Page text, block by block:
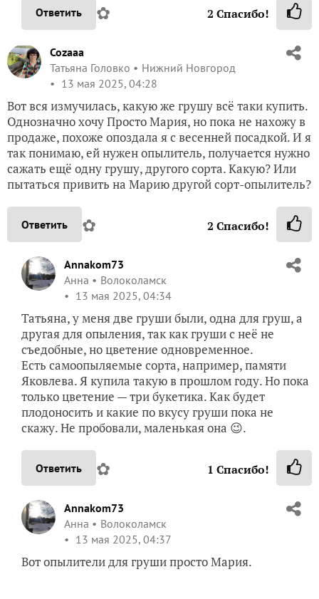
Ответить ✿ 2 Спасибо!
Cozaaa
Татьяна Головко
Нижний Новгород
13 мая 2025, 04:28
Вот вся измучилась, какую же грушу всё таки купить.
Однозначно хочу Просто Мария, но пока не нахожу в
продаже, похоже опоздала я с весенней посадкой. И я
так понимаю, ей нужен опылитель, получается нужно
сажать ещё одну грушу, другого сорта. Какую? Или
пытаться привить на Марию другой сорт-опылитель?
Ответить ✿ 2 Спасибо!
Annakom73
Анна
Волоколамск
13 мая 2025, 04:34
Татьяна, у меня две груши были, одна для груш, а
другая для опыления, так как груши с неё не
съедобные, но цветение одновременное.
Есть самоопыляемые сорта, например, памяти
Яковлева. Я купила такую в прошлом году. Но пока
только цветение — три букетика. Как будет
плодоносить и какие по вкусу груши пока не
скажу. Не пробовали, маленькая она 😉.
Ответить ✿ 1 Спасибо!
Annakom73
Анна
Волоколамск
13 мая 2025, 04:37
Вот опылители для груши просто Мария.